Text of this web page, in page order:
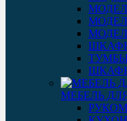
МЕБЕЛЬ